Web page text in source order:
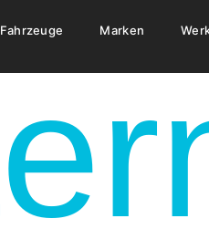
Fahrzeuge Marken